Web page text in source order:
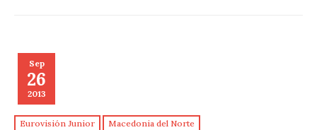
Sep
26
2013
Eurovisión Junior Macedonia del Norte